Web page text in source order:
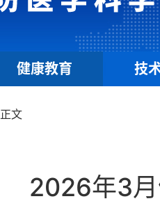
健康教育 技
正文
2026年3